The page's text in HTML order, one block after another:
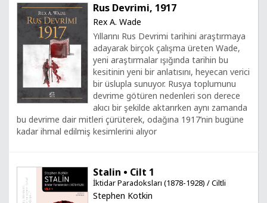
Rus Devrimi, 1917
Rex A. Wade
Yıllarını Rus Devrimi tarihini araştırmaya
adayarak birçok çalışma üreten Wade,
yeni araştırmalar ışığında tarihin bu
kesitinin yeni bir anlatısını, heyecan verici
bir üslupla sunuyor. Rusya toplumunu
devrime götüren nedenleri son derece
akıcı bir şekilde aktarırken aynı zamanda
bu devrime dair mitleri çürüterek, odağına 1917’nin bugüne
kadar ihmal edilmiş kesimlerini alıyor
Stalin • Cilt 1
İktidar Paradoksları (1878-1928) / Ciltli
Stephen Kotkin